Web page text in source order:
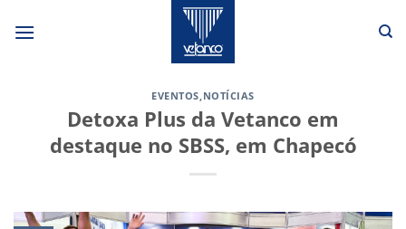
EVENTOS,NOTÍCIAS
Detoxa Plus da Vetanco em
destaque no SBSS, em Chapecó